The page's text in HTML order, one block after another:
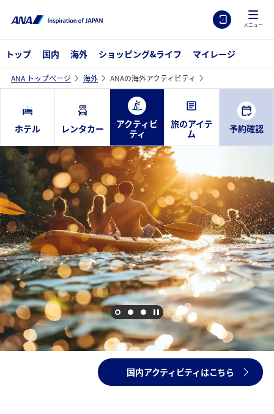
メニュー
トップ 国内 海外 ショッピング&ライフ マイレージ
ANA トップページ 海外 ANAの海外アクティビティ
ホテル レンタカー
アクティビ
ティ
旅のアイテ
ム
予約確認
ANAの海外アクティビティ
国内アクティビティはこちら